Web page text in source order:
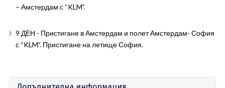
– Амстердам с “KLM”.
9 ДЕН - Пристигане в Амстердам и полет Амстердам- София
с “KLM”. Пристигане на летище София.